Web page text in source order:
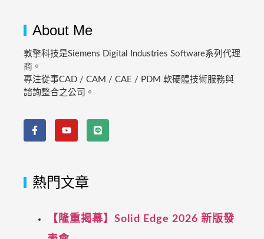
About Me
敦擎科技是Siemens Digital Industries Software系列代理
商。
專注從事CAD / CAM / CAE / PDM 軟硬體技術服務與
諮詢整合之公司。
熱門文章
【隆重揭幕】Solid Edge 2026 新版發